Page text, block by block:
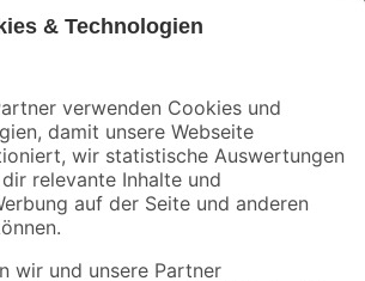
Angebote und Aktionen mehr verpassen!